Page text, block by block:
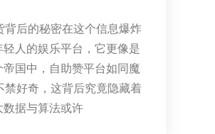
后的秘密在这个信息爆炸
人的娱乐平台，它更像是
国中，自助赞平台如同魔
好奇，这背后究竟隐藏着
据与算法或许